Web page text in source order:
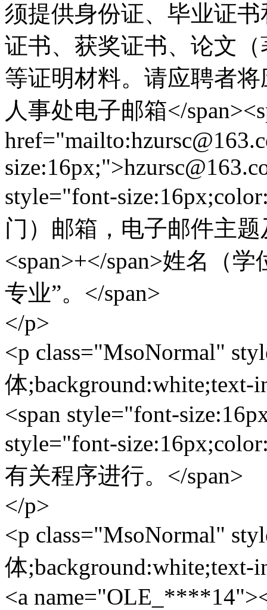
须提供身份证、毕业证
证书、获奖证书、论文
等证明材料。请应聘者
人事处电子邮箱</
style="font-
门）邮箱，电子邮件主
<span>+</span>姓名（
专业”。</span>
</p>
<p class="MsoNormal"
体;background:white;text-
<span style="font-
style="font-
有关程序进行。</span>
</p>
<p class="MsoNormal"
体;background:white;text-
<a